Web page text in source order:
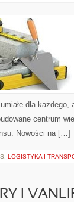
dla
centrum
Nowości na […]
LOGISTYKA I
I